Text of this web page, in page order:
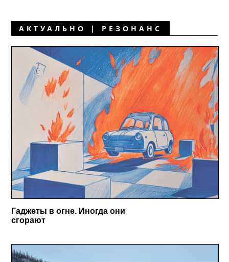
с формата на формат влиял на производителей кино и
музыки у нас в республике. Почему именно с ним? Потому
со временVHSи все эти годы эволюционировал вместе со
сменой носителей.
АКТУАЛЬНО | РЕЗОНАНС
Гаджеты в огне. Иногда они
сгорают